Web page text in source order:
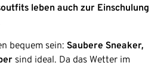
leben auch zur Einschulung
bequem sein: Saubere Sneaker,
sind ideal. Da das Wetter im